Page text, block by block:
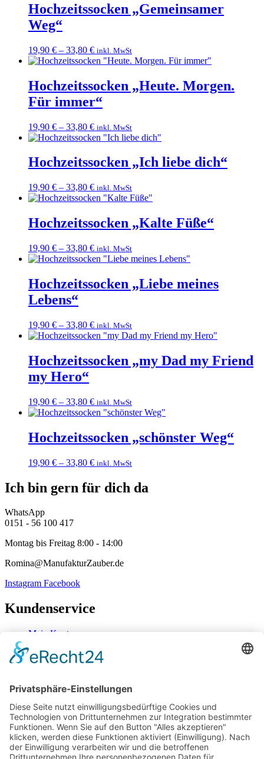
Hochzeitssocken „Gemeinsamer
Weg“
19,90 € – 33,80 € inkl. MwSt
Hochzeitssocken „Heute. Morgen.
Für immer“
19,90 € – 33,80 € inkl. MwSt
Hochzeitssocken „Ich liebe dich“
19,90 € – 33,80 € inkl. MwSt
Hochzeitssocken „Kalte Füße“
19,90 € – 33,80 € inkl. MwSt
Hochzeitssocken „Liebe meines
Lebens“
19,90 € – 33,80 € inkl. MwSt
Hochzeitssocken „my Dad my Friend
my Hero“
19,90 € – 33,80 € inkl. MwSt
Hochzeitssocken „schönster Weg“
19,90 € – 33,80 € inkl. MwSt
Ich bin gern für dich da
WhatsApp
0151 - 56 100 417
Montag bis Freitag 8:00 - 14:00
Romina@ManufakturZauber.de
Instagram Facebook
Kundenservice
Mein Konto
Zahlung & Versand
Widerrufsbelehrung
Mein Konto
Kontakt
Zahlung & Versand
Widerrufsbelehrung
Vertrag Widerrufen